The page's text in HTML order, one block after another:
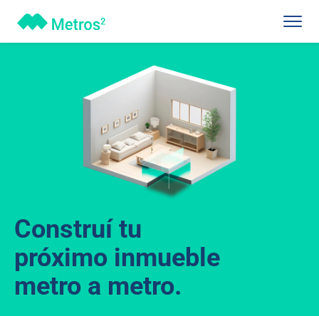
Construí tu
próximo inmueble
metro a metro.